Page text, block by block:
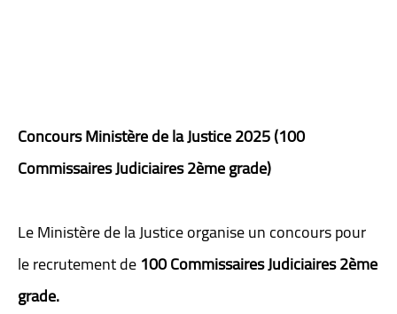
Concours Ministère de la Justice 2025 (100
Commissaires Judiciaires 2ème grade)
Le Ministère de la Justice organise un concours pour
le recrutement de100 Commissaires Judiciaires 2ème
grade.